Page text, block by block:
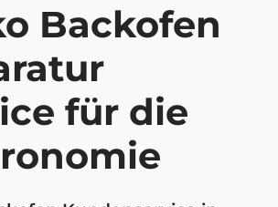
Backofen
für die